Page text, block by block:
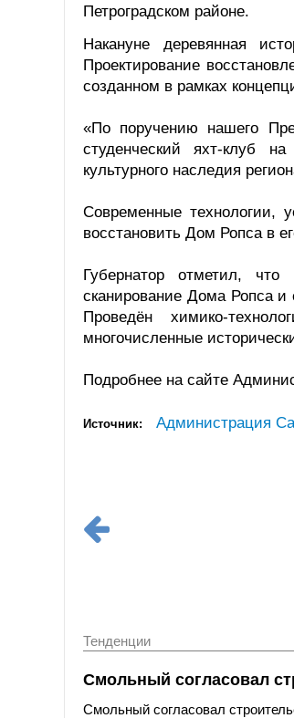
Петроградском районе.
Накануне деревянная
Проектирование
созданном в рамках
«По поручению нашего
студенческий яхт-клуб
культурного наследия
Современные технологии,
восстановить Дом Ропса в
Губернатор отметил,
сканирование Дома Ропса
Проведён химико-
многочисленные
Подробнее на сайте
Источник: Администрация
Тенденции
Смольный согласовал
Смольный согласовал